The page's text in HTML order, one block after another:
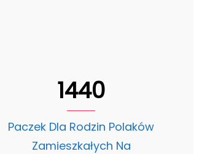
1440
Paczek Dla Rodzin Polaków
Zamieszkałych Na